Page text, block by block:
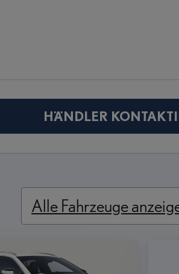
HÄNDLER
Alle Fahrzeuge